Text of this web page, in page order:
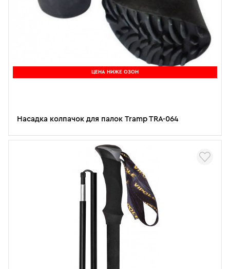
ЦЕНА НИЖЕ ОЗОН
Насадка колпачок для палок Tramp TRA-064